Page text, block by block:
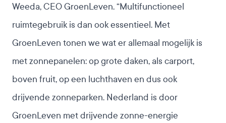
Weeda, CEO GroenLeven. “Multifunctioneel
ruimtegebruikis dan ook essentieel. Met
GroenLeven tonen we wat er allemaal mogelijk is
met zonnepanelen: op grote daken, als carport,
boven fruit, op een luchthaven en dus ook
drijvende zonneparken. Nederland is door
GroenLeven met drijvende zonne-energie